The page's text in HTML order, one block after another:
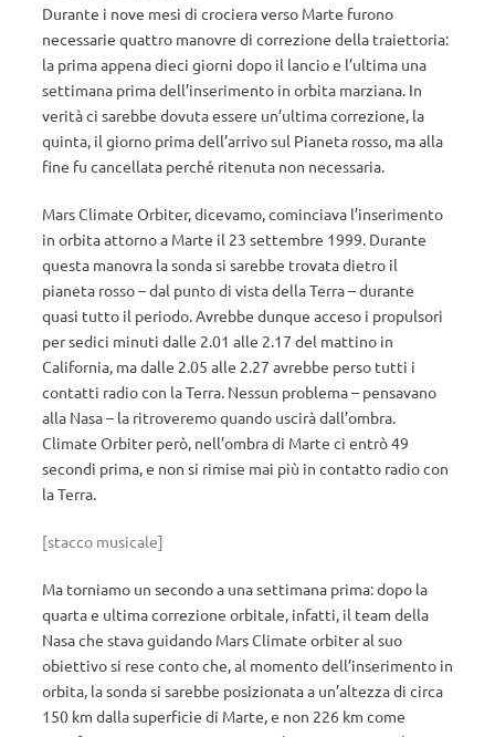
Durante i nove mesi di crociera verso Marte furono
necessarie quattro manovre di correzione della traiettoria:
la prima appena dieci giorni dopo il lancio e l’ultima una
settimana prima dell’inserimento in orbita marziana. In
verità ci sarebbe dovuta essere un’ultima correzione, la
quinta, il giorno prima dell’arrivo sul Pianeta rosso, ma alla
fine fu cancellata perché ritenuta non necessaria.
Mars Climate Orbiter, dicevamo, cominciava l’inserimento
in orbita attorno a Marte il 23 settembre 1999. Durante
questa manovra la sonda si sarebbe trovata dietro il
pianeta rosso – dal punto di vista della Terra – durante
quasi tutto il periodo. Avrebbe dunque acceso i propulsori
per sedici minuti dalle 2.01 alle 2.17 del mattino in
California, ma dalle 2.05 alle 2.27 avrebbe perso tutti i
contatti radio con la Terra. Nessun problema – pensavano
alla Nasa – la ritroveremo quando uscirà dall’ombra.
Climate Orbiter però, nell’ombra di Marte ci entrò 49
secondi prima, e non si rimise mai più in contatto radio con
la Terra.
[stacco musicale]
Ma torniamo un secondo a una settimana prima: dopo la
quarta e ultima correzione orbitale, infatti, il team della
Nasa che stava guidando Mars Climate orbiter al suo
obiettivo si rese conto che, al momento dell’inserimento in
orbita, la sonda si sarebbe posizionata a un’altezza di circa
150 km dalla superficie di Marte, e non 226 km come